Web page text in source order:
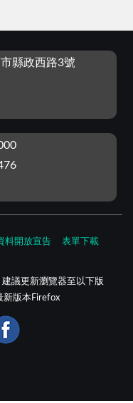
縣政西路3號
料開放宣告 表單下載
議更新瀏覽器至以下版
新版本Firefox